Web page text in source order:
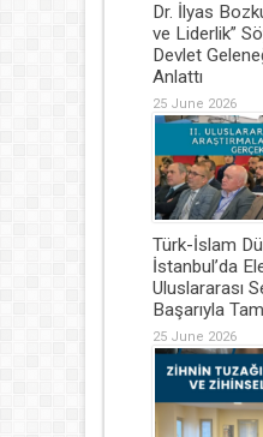
Dr. İlyas
ve Liderlik”
Devlet
Anlattı
25 June 2026
Türk-İslam
İstanbul’da
Uluslararası
Başarıyla
25 June 2026